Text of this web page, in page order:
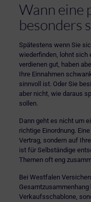
Wann eine
besonders
Spätestens wenn Sie
wiederfinden, lohnt sich
verdienen gut, haben
Ihre Einnahmen
sinnvoll ist. Oder Sie
aber nicht, wie daraus
sollen.
Dann geht es nicht um
richtige Einordnung. Eine
Vertrag, sondern auf
ist für Selbständige
Themen oft eng
Bei Westfalen
Verkaufsschablone,